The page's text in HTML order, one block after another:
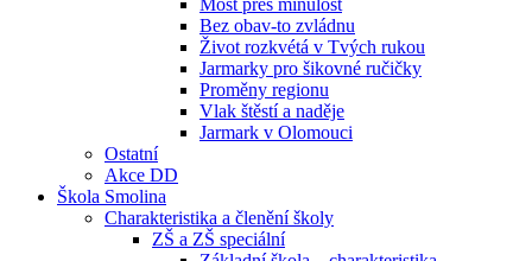
Bez obav-to zvládnu
Život rozkvétá v Tvých rukou
Jarmarky pro šikovné ručičky
Proměny regionu
Vlak štěstí a naděje
Jarmark v Olomouci
Ostatní
Akce DD
Škola Smolina
Charakteristika a členění školy
ZŠ a ZŠ speciální